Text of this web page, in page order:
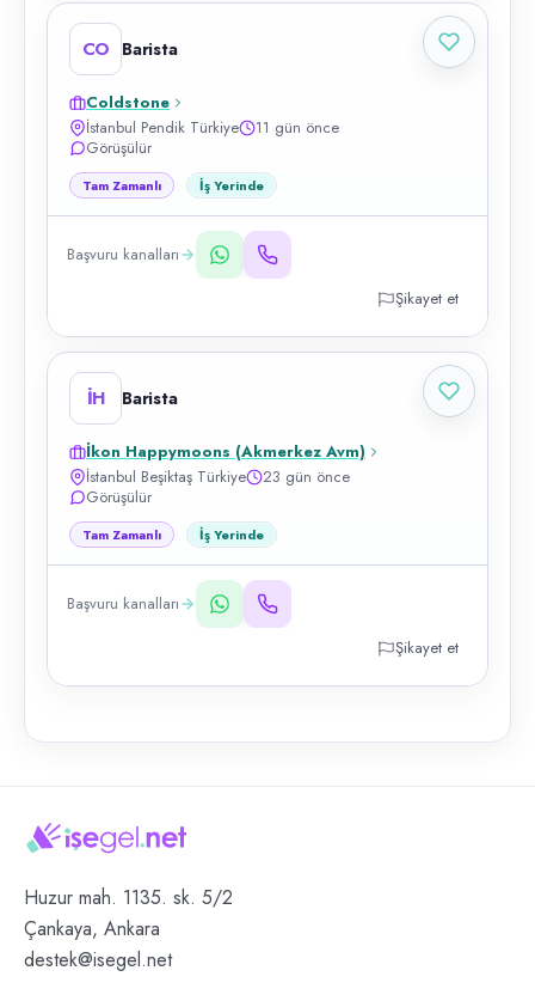
CO Barista
Coldstone
İstanbul Pendik Türkiye
11 gün önce
Görüşülür
Tam Zamanlı İş Yerinde
Başvuru kanalları
Şikayet et
İH Barista
İkon Happymoons (Akmerkez Avm)
İstanbul Beşiktaş Türkiye
23 gün önce
Görüşülür
Tam Zamanlı İş Yerinde
Başvuru kanalları
Şikayet et
Huzur mah. 1135. sk. 5/2
Çankaya, Ankara
destek@isegel.net